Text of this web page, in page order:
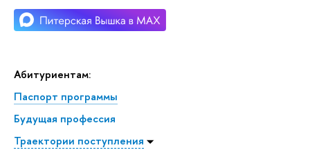
Абитуриентам:
Паспорт программы
Будущая профессия
Траектории поступления